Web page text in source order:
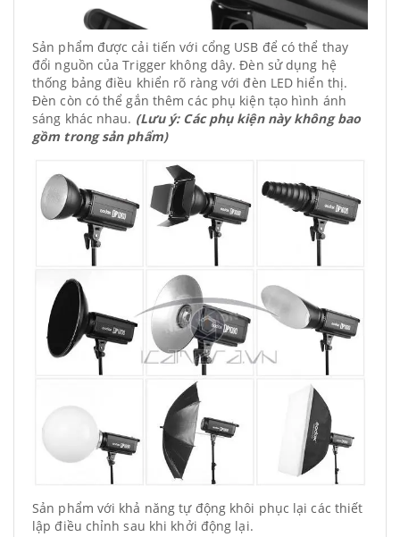
Sản phẩm được cải tiến với cổng USB để có thể thay
đổi nguồn của Trigger không dây. Đèn sử dụng hệ
thống bảng điều khiển rõ ràng với đèn LED hiển thị.
Đèn còn có thể gắn thêm các phụ kiện tạo hình ánh
sáng khác nhau. (Lưu ý: Các phụ kiện này không bao
gồm trong sản phẩm)
Sản phẩm với khả năng tự động khôi phục lại các thiết
lập điều chỉnh sau khi khởi động lại.